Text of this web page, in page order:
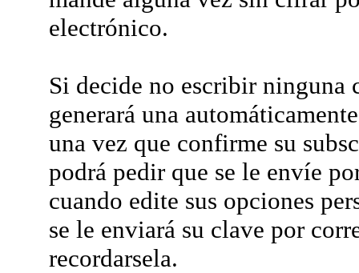
electrónico.
Si decide no escribir ninguna
generará una
una vez que confirme su
podrá pedir que se le envíe
cuando edite sus opciones
se le enviará su clave por
recordarsela.